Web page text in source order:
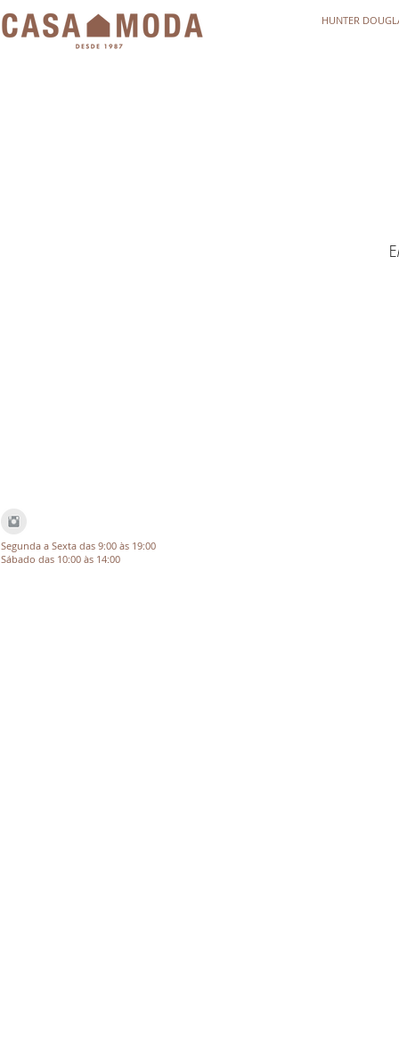
HUNTER
Segunda a Sexta das 9:00 às 19:00
Sábado das 10:00 às 14:00